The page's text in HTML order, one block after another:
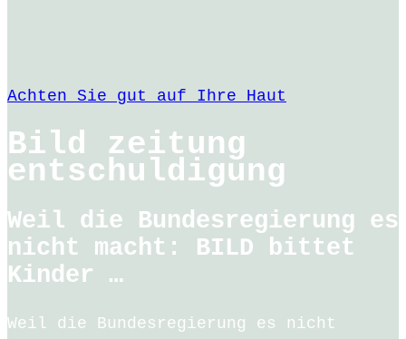
Achten Sie gut auf Ihre Haut
Bild zeitung
entschuldigung
Weil die Bundesregierung es
nicht macht: BILD bittet
Kinder …
Weil die Bundesregierung es nicht